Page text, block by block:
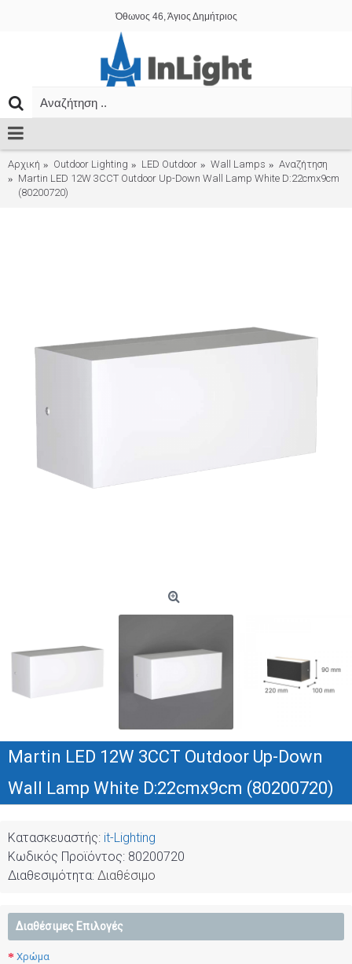
Όθωνος 46, Άγιος Δημήτριος
Αρχική Outdoor Lighting LED Outdoor Wall Lamps
Αναζήτηση
Martin LED 12W 3CCT Outdoor Up-Down Wall Lamp White D:22cmx9cm
(80200720)
Martin LED 12W 3CCT Outdoor Up-Down
Wall Lamp White D:22cmx9cm (80200720)
Κατασκευαστής: it-Lighting
Κωδικός Προϊόντος: 80200720
Διαθεσιμότητα: Διαθέσιμο
Διαθέσιμες Επιλογές
Χρώμα